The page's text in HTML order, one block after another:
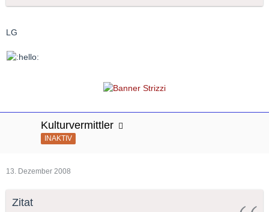
gesammelten Aufsätzen und Vorträgen auf den
den Raum, den einzelne Komponisten darin
musikalischen Interessen überhaupt.“ Und der
Inzwischen hat sich Brendel aufs Schreiben verlegt
erklärt. Prisma Musik versucht die Schneise
nachzuzeichnen, die Brendel in mehr als einem
halben Jahrhundert durch das riesige Gebiet des
LG
Kulturvermittler
INAKTIV
13. Dezember 2008
Zitat